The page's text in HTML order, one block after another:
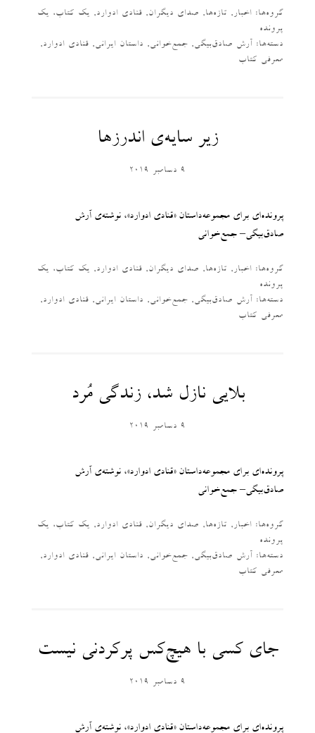
گروه‌ها: اخبار, تازه‌ها, صدای دیگران, قنادی ادوارد, یک کتاب، یک
پرونده
دسته‌‌ها: آرش صادق‌بیگی, جمع‌خوانی, داستان ایرانی, قنادی ادوارد,
معرفی کتاب
زیر سایه‌ی اندرزها
9 دسامبر 2019
پرونده‌ای برای مجموعه‌داستان «قنادی ادوارد»، نوشته‌ی آرش
صادق‌بیگی– جمع‌خوانی
گروه‌ها: اخبار, تازه‌ها, صدای دیگران, قنادی ادوارد, یک کتاب، یک
پرونده
دسته‌‌ها: آرش صادق‌بیگی, جمع‌خوانی, داستان ایرانی, قنادی ادوارد,
معرفی کتاب
بلایی نازل شد، زندگی مُرد
9 دسامبر 2019
پرونده‌ای برای مجموعه‌داستان «قنادی ادوارد»، نوشته‌ی آرش
صادق‌بیگی– جمع‌خوانی
گروه‌ها: اخبار, تازه‌ها, صدای دیگران, قنادی ادوارد, یک کتاب، یک
پرونده
دسته‌‌ها: آرش صادق‌بیگی, جمع‌خوانی, داستان ایرانی, قنادی ادوارد,
معرفی کتاب
جای کسی با هیچ‌کس پرکردنی نیست
9 دسامبر 2019
پرونده‌ای برای مجموعه‌داستان «قنادی ادوارد»، نوشته‌ی آرش